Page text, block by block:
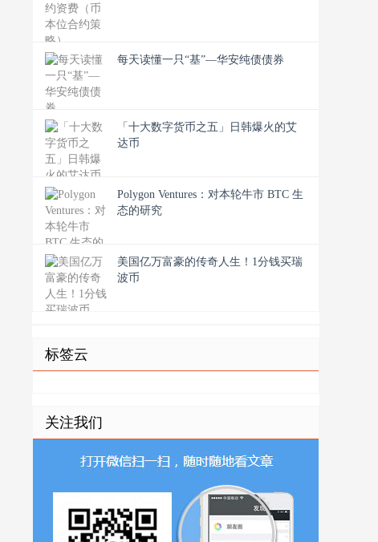
​每天读懂一只“基”—华安纯债债券
「十大数字货币之五」日韩爆火的艾
达币
Polygon Ventures：对本轮牛市 BTC 生
态的研究
美国亿万富豪的传奇人生！1分钱买瑞
波币
标签云
关注我们